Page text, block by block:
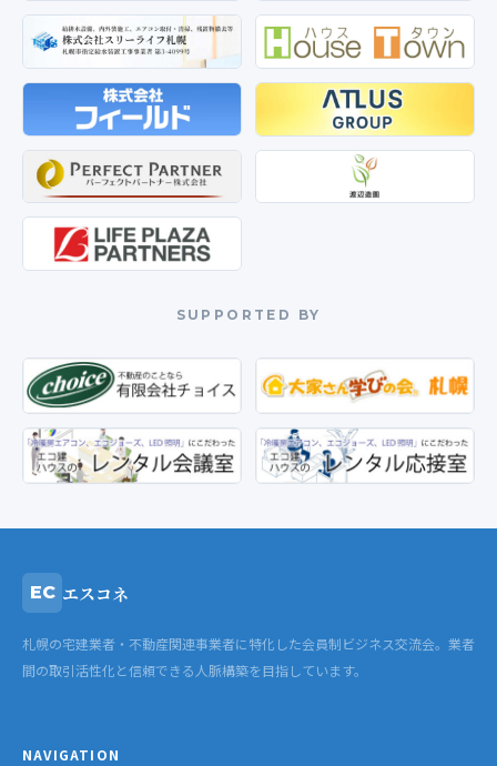
SUPPORTED BY
EC エスコネ
札幌の宅建業者・不動産関連事業者に特化した会員制ビジネス交流会。業者
間の取引活性化と信頼できる人脈構築を目指しています。
NAVIGATION